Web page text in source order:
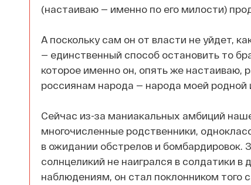
(настаиваю — именно по его милости)
А поскольку сам он от власти не уйдет,
— единственный способ остановить то
которое именно он, опять же настаиваю,
россиянам народа — народа моей родной
Сейчас из-за маниакальных амбиций
многочисленные родственники,
в ожидании обстрелов и бомбардировок.
солнцеликий не наигрался в солдатики в
наблюдениям, он стал поклонником того